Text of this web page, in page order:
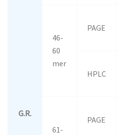
G.R.
46-
60
mer
PAGE
HPLC
61-
PAGE